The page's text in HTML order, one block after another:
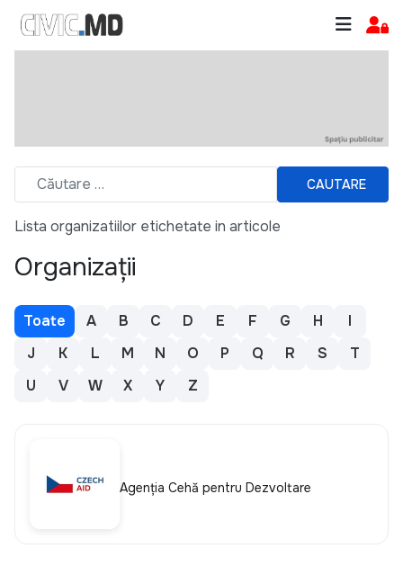
CAUTARE
Lista organizatiilor etichetate in articole
Organizații
Toate A B C D E F G H
I
J
K L M N O P Q R S
T
U
V W X Y Z
Agenția Cehă pentru Dezvoltare